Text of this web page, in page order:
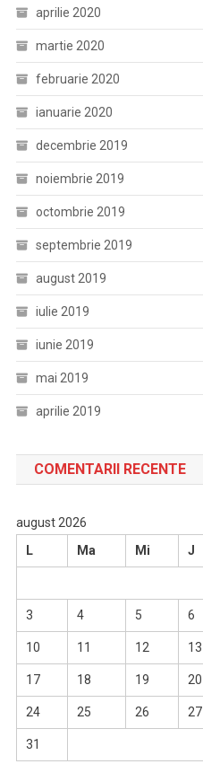
aprilie 2020
martie 2020
februarie 2020
ianuarie 2020
decembrie 2019
noiembrie 2019
octombrie 2019
septembrie 2019
august 2019
iulie 2019
iunie 2019
mai 2019
aprilie 2019
COMENTARII RECENTE
august 2026
L
Ma Mi J
3 4 5 6
10 11 12 13
17 18 19 20
24 25 26 27
31